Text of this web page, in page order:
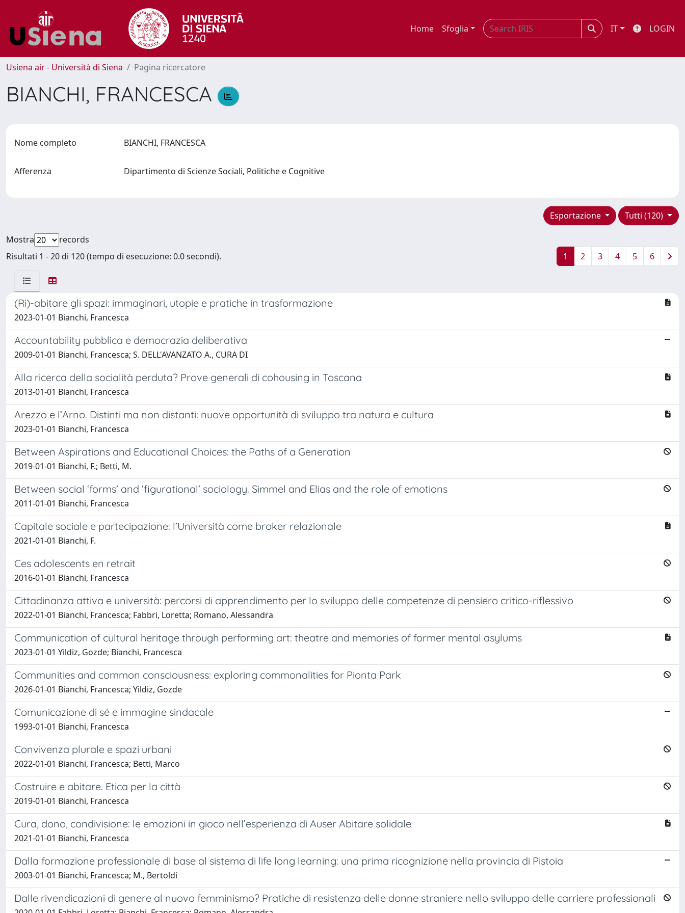
Home Sfoglia IT LOGIN
Usiena air - Università di Siena Pagina ricercatore
BIANCHI, FRANCESCA
Nome completo BIANCHI, FRANCESCA
Afferenza Dipartimento di Scienze Sociali, Politiche e Cognitive
Tutti (120)
Esportazione
Mostra
records
Risultati 1 - 20 di 120 (tempo di esecuzione: 0.0 secondi).
1 2 3 4 5 6
(Ri)-abitare gli spazi: immaginari, utopie e pratiche in trasformazione
2023-01-01 Bianchi, Francesca
Accountability pubblica e democrazia deliberativa
2009-01-01 Bianchi, Francesca; S. DELL'AVANZATO A., CURA DI
Alla ricerca della socialità perduta? Prove generali di cohousing in Toscana
2013-01-01 Bianchi, Francesca
Arezzo e l’Arno. Distinti ma non distanti: nuove opportunità di sviluppo tra natura e cultura
2023-01-01 Bianchi, Francesca
Between Aspirations and Educational Choices: the Paths of a Generation
2019-01-01 Bianchi, F.; Betti, M.
Between social ‘forms’ and ‘figurational’ sociology. Simmel and Elias and the role of emotions
2011-01-01 Bianchi, Francesca
Capitale sociale e partecipazione: l’Università come broker relazionale
2021-01-01 Bianchi, F.
Ces adolescents en retrait
2016-01-01 Bianchi, Francesca
Cittadinanza attiva e università: percorsi di apprendimento per lo sviluppo delle competenze di pensiero critico-riflessivo
2022-01-01 Bianchi, Francesca; Fabbri, Loretta; Romano, Alessandra
Communication of cultural heritage through performing art: theatre and memories of former mental asylums
2023-01-01 Yildiz, Gozde; Bianchi, Francesca
Communities and common consciousness: exploring commonalities for Pionta Park
2026-01-01 Bianchi, Francesca; Yildiz, Gozde
Comunicazione di sé e immagine sindacale
1993-01-01 Bianchi, Francesca
Convivenza plurale e spazi urbani
2022-01-01 Bianchi, Francesca; Betti, Marco
Costruire e abitare. Etica per la città
2019-01-01 Bianchi, Francesca
Cura, dono, condivisione: le emozioni in gioco nell’esperienza di Auser Abitare solidale
2021-01-01 Bianchi, Francesca
Dalla formazione professionale di base al sistema di life long learning: una prima ricognizione nella provincia di Pistoia
2003-01-01 Bianchi, Francesca; M., Bertoldi
Dalle rivendicazioni di genere al nuovo femminismo? Pratiche di resistenza delle donne straniere nello sviluppo delle carriere professionali